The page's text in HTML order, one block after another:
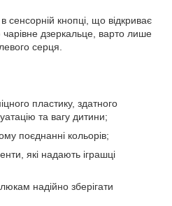
сенсорній кнопці, що відкриває
дзеркальце, варто лише
серця.
пластику, здатного
та вагу дитини;
поєднанні кольорів;
які надають іграшці
надійно зберігати